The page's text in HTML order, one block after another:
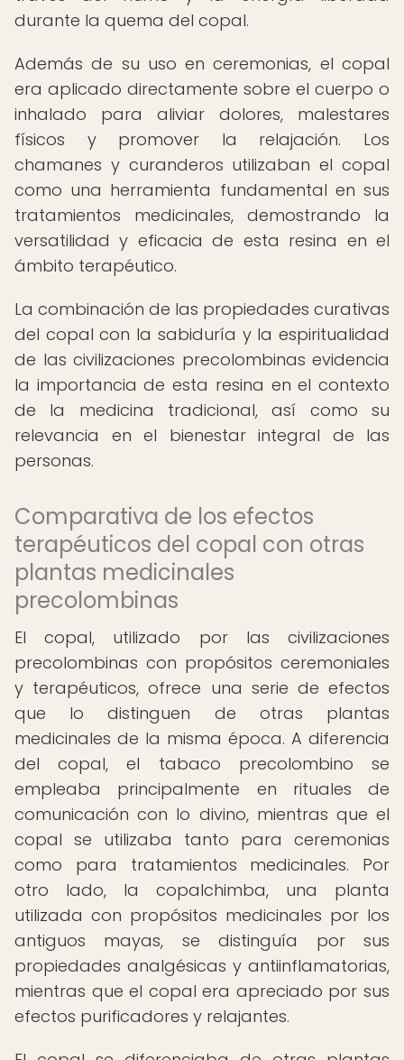
durante la quema del copal.
Además de su uso en ceremonias, el copal
era aplicado directamente sobre el cuerpo o
inhalado para aliviar dolores, malestares
físicos y promover la relajación. Los
chamanes y curanderos utilizaban el copal
como una herramienta fundamental en sus
tratamientos medicinales, demostrando la
versatilidad y eficacia de esta resina en el
ámbito terapéutico.
La combinación de las propiedades curativas
del copal con la sabiduría y la espiritualidad
de las civilizaciones precolombinas evidencia
la importancia de esta resina en el contexto
de la medicina tradicional, así como su
relevancia en el bienestar integral de las
personas.
Comparativa de los efectos
terapéuticos del copal con otras
plantas medicinales
precolombinas
El copal, utilizado por las civilizaciones
precolombinas con propósitos ceremoniales
y terapéuticos, ofrece una serie de efectos
que lo distinguen de otras plantas
medicinales de la misma época. A diferencia
del copal, el tabaco precolombino se
empleaba principalmente en rituales de
comunicación con lo divino, mientras que el
copal se utilizaba tanto para ceremonias
como para tratamientos medicinales. Por
otro lado, la copalchimba, una planta
utilizada con propósitos medicinales por los
antiguos mayas, se distinguía por sus
propiedades analgésicas y antiinflamatorias,
mientras que el copal era apreciado por sus
efectos purificadores y relajantes.